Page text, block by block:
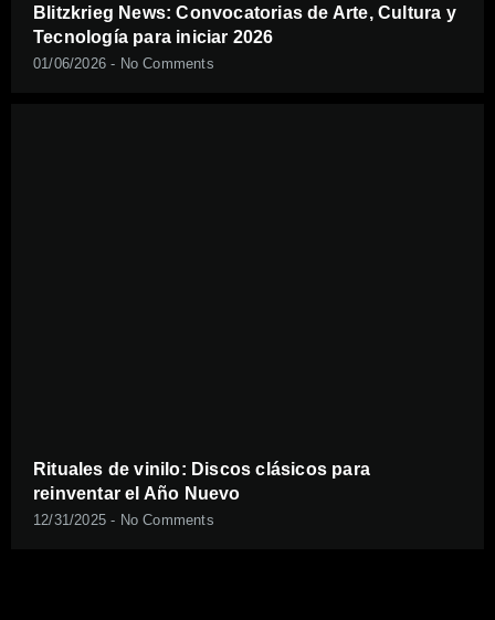
Blitzkrieg News: Convocatorias de Arte, Cultura y
Tecnología para iniciar 2026
01/06/2026 No Comments
Rituales de vinilo: Discos clásicos para
reinventar el Año Nuevo
12/31/2025 No Comments